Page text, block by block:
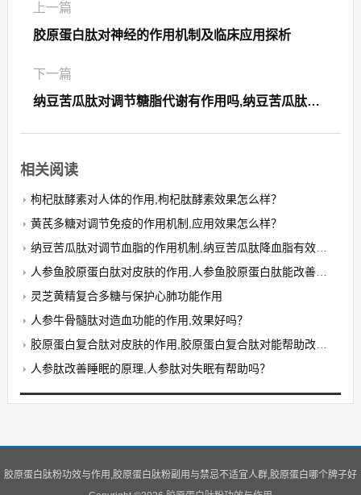
上一篇
胶原蛋白肽对神经的作用机制及临床应用探析
下一篇
纳豆苦瓜肽对调节糖脂代谢有作用吗,纳豆苦瓜肽调节糖脂代谢效果如何？
相关阅读
枸杞肽酵素对人体的作用,枸杞肽酵素效果怎么样？
黄芪多糖对调节免疫的作用机制,应用效果怎么样？
纳豆苦瓜肽对调节血脂的作用机制,纳豆苦瓜肽降血脂有效果吗？
人参鱼胶原蛋白肽对皮肤的作用,人参鱼胶原蛋白肽能改善皮肤抗衰老吗？
灵芝黄精复合多糖与保护心肺功能作用
人参牛骨髓肽对造血功能的作用,效果好吗？
胶原蛋白复合肽对皮肤的作用,胶原蛋白复合肽对能帮助改善哪些皮肤问题？
人参肽改善睡眠的原理,人参肽对失眠有帮助吗？
胶原蛋白肽粉功效与作用,胶原蛋白肽粉副用与禁忌不适宜人群,胶原蛋白哪个牌子好